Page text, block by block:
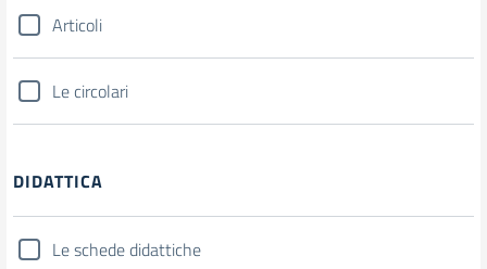
Articoli
Le circolari
DIDATTICA
Le schede didattiche